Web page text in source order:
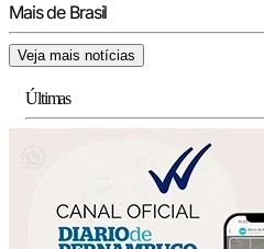
Mais de Brasil
Veja mais notícias
Últimas